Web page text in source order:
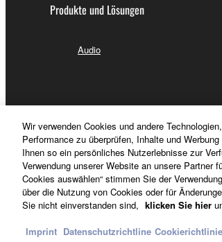
Produkte und Lösungen
Audio
Deutschland - German
Wir verwenden Cookies und andere
Performance zu überprüfen, Inhalte und
Ihnen so ein persönliches Nutzerlebnisse zur
Verwendung unserer Website an unsere Partner
Cookies auswählen“ stimmen Sie der
über die Nutzung von Cookies oder für
Sie nicht einverstanden sind, klicken Sie hier
Imprint Datenschutzrichtline Cookierichtlinie